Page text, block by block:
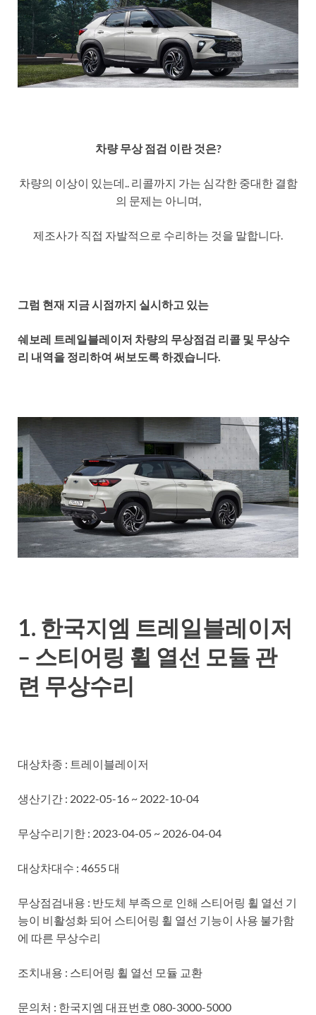
차량 무상 점검 이란 것은?
차량의 이상이 있는데.. 리콜까지 가는 심각한 중대한 결함
의 문제는 아니며,
제조사가 직접 자발적으로 수리하는 것을 말합니다.
그럼 현재 지금 시점까지 실시하고 있는
쉐보레 트레일블레이저 차량의 무상점검 리콜 및 무상수
리 내역을 정리하여 써보도록 하겠습니다.
1. 한국지엠 트레일블레이저
– 스티어링 휠 열선 모듈 관
련 무상수리
대상차종 : 트레이블레이저
생산기간 : 2022-05-16 ~ 2022-10-04
무상수리기한 : 2023-04-05 ~ 2026-04-04
대상차대수 : 4655 대
무상점검내용 : 반도체 부족으로 인해 스티어링 휠 열선 기
능이 비활성화 되어 스티어링 휠 열선 기능이 사용 불가함
에 따른 무상수리
조치내용 : 스티어링 휠 열선 모듈 교환
문의처 : 한국지엠 대표번호 080-3000-5000